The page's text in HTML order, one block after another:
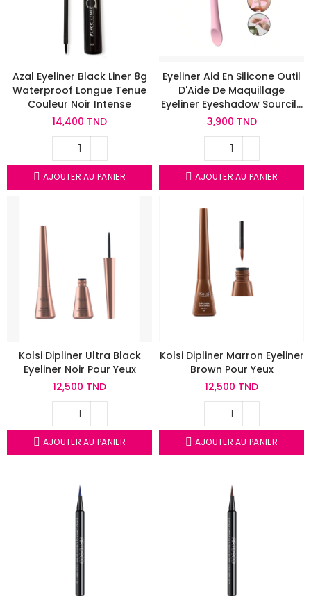
Azal Eyeliner Black Liner 8g
Waterproof Longue Tenue
Couleur Noir Intense
14,400 TND
AJOUTER AU PANIER
Eyeliner Aid En Silicone Outil
D'Aide De Maquillage
Eyeliner Eyeshadow Sourcils
Et Lèvres
3,900 TND
AJOUTER AU PANIER
Kolsi Dipliner Ultra Black
Eyeliner Noir Pour Yeux
12,500 TND
AJOUTER AU PANIER
Kolsi Dipliner Marron Eyeliner
Brown Pour Yeux
12,500 TND
AJOUTER AU PANIER